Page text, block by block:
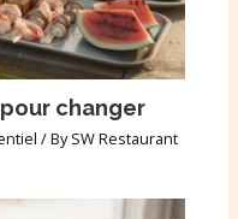
changer
/ BySW Restaurant